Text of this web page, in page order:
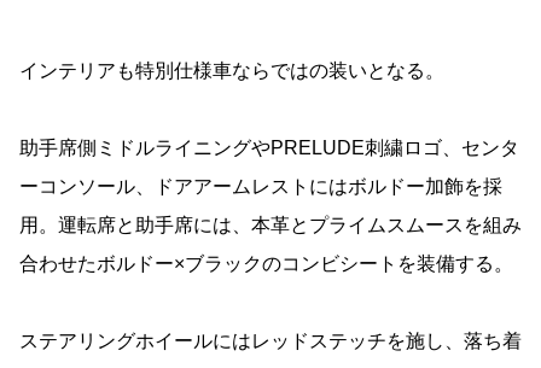
インテリアも特別仕様車ならではの装いとなる。
助手席側ミドルライニングやPRELUDE刺繍ロゴ、センタ
ーコンソール、ドアアームレストにはボルドー加飾を採
用。運転席と助手席には、本革とプライムスムースを組み
合わせたボルドー×ブラックのコンビシートを装備する。
ステアリングホイールにはレッドステッチを施し、落ち着